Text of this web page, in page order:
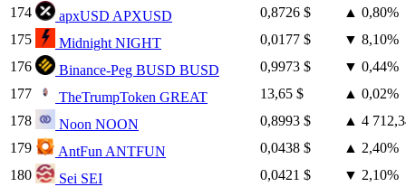
174
apxUSD APXUSD 0,8726 $ ▲ 0,80%
175
Midnight NIGHT 0,0177 $ ▼ 8,10%
176
Binance-Peg BUSD BUSD 0,9973 $ ▼ 0,44%
177
TheTrumpToken GREAT 13,65 $ ▲ 0,02%
178
Noon NOON 0,8993 $ ▲ 4
179
AntFun ANTFUN 0,0438 $ ▲ 2,40%
180
Sei SEI 0,0421 $ ▼ 2,10%